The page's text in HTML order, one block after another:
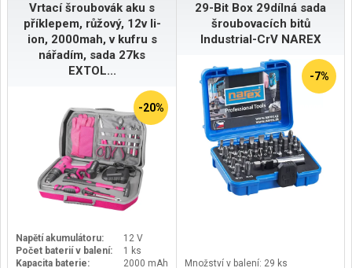
Vrtací šroubovák aku s
příklepem, růžový, 12v li-
ion, 2000mah, v kufru s
nářadím, sada 27ks
EXTOL...
-20%
Napětí akumulátoru:
12 V
Počet baterií v balení:
1 ks
Kapacita baterie:
2000 mAh
29-Bit Box 29dílná sada
šroubovacích bitů
Industrial-CrV NAREX
-7%
Množství v balení: 29 ks